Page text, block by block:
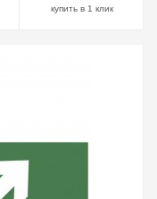
купить в 1 клик